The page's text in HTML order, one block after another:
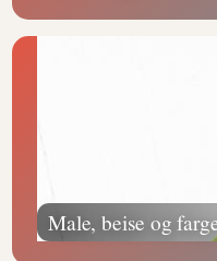
Male, beise og